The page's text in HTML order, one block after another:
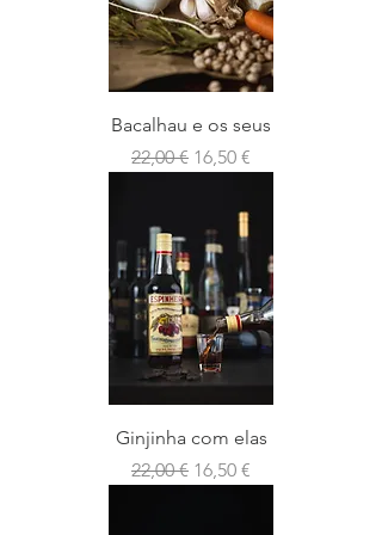
Bacalhau e os seus
Preço normal
22,00 € Preço promocional
16,50 €
Ginjinha com elas
Preço normal
22,00 € Preço promocional
16,50 €